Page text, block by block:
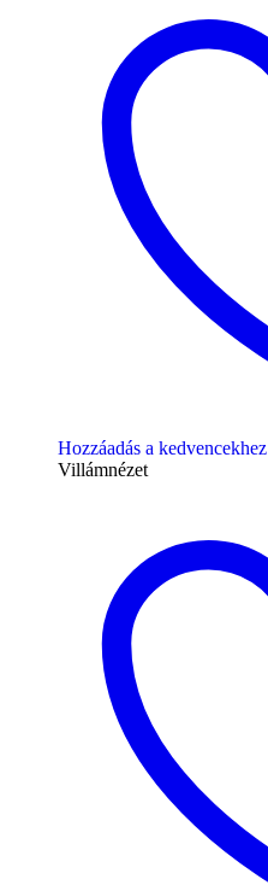
Hozzáadás a kedvencekhez
Villámnézet